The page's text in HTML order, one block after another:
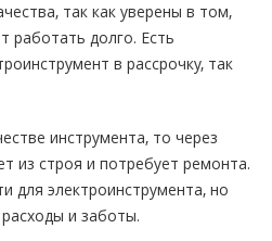
так как уверены в том,
работать долго. Есть
в рассрочку, так
инструмента, то через
из строя и потребует ремонта.
для электроинструмента, но
и заботы.